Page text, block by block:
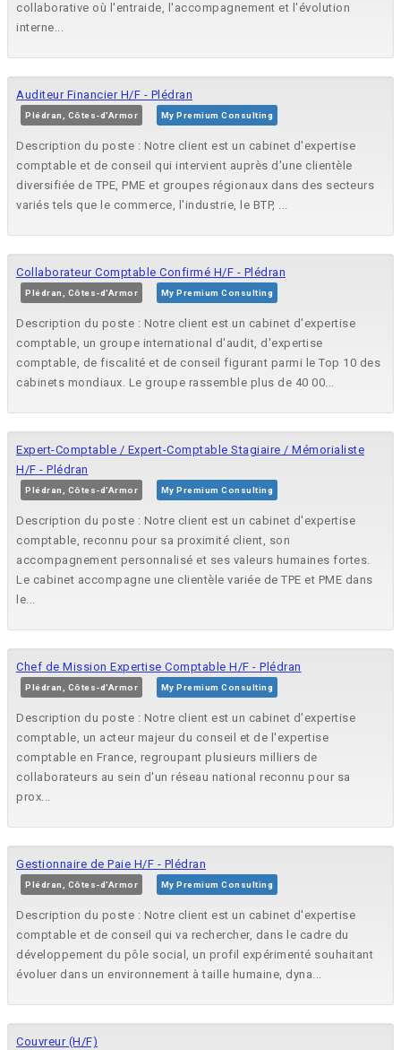
collaborative où l'entraide, l'accompagnement et l'évolution
interne...
Auditeur Financier H/F - Plédran
Plédran, Côtes-d'Armor My Premium Consulting
Description du poste : Notre client est un cabinet d'expertise
comptable et de conseil qui intervient auprès d'une clientèle
diversifiée de TPE, PME et groupes régionaux dans des secteurs
variés tels que le commerce, l'industrie, le BTP, ...
Collaborateur Comptable Confirmé H/F - Plédran
Plédran, Côtes-d'Armor My Premium Consulting
Description du poste : Notre client est un cabinet d'expertise
comptable, un groupe international d'audit, d'expertise
comptable, de fiscalité et de conseil figurant parmi le Top 10 des
cabinets mondiaux. Le groupe rassemble plus de 40 00...
Expert-Comptable / Expert-Comptable Stagiaire / Mémorialiste
H/F - Plédran
Plédran, Côtes-d'Armor My Premium Consulting
Description du poste : Notre client est un cabinet d'expertise
comptable, reconnu pour sa proximité client, son
accompagnement personnalisé et ses valeurs humaines fortes.
Le cabinet accompagne une clientèle variée de TPE et PME dans
le...
Chef de Mission Expertise Comptable H/F - Plédran
Plédran, Côtes-d'Armor My Premium Consulting
Description du poste : Notre client est un cabinet d'expertise
comptable, un acteur majeur du conseil et de l'expertise
comptable en France, regroupant plusieurs milliers de
collaborateurs au sein d'un réseau national reconnu pour sa
prox...
Gestionnaire de Paie H/F - Plédran
Plédran, Côtes-d'Armor My Premium Consulting
Description du poste : Notre client est un cabinet d'expertise
comptable et de conseil qui va rechercher, dans le cadre du
développement du pôle social, un profil expérimenté souhaitant
évoluer dans un environnement à taille humaine, dyna...
Couvreur (H/F)